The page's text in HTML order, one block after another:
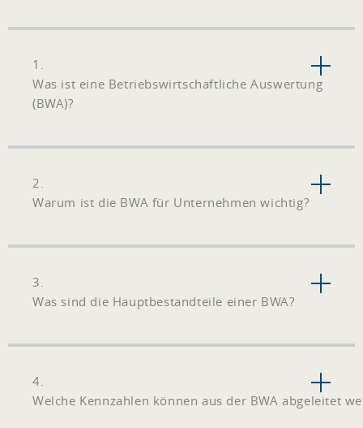
1.
Was ist eine Betriebswirtschaftliche Auswertung
(BWA)?
2.
Warum ist die BWA für Unternehmen wichtig?
3.
Was sind die Hauptbestandteile einer BWA?
4.
Welche Kennzahlen können aus der BWA abgeleitet